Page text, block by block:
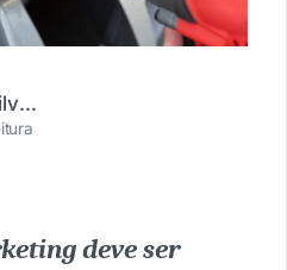
Marcia Eli da Silva Marques
deve ser